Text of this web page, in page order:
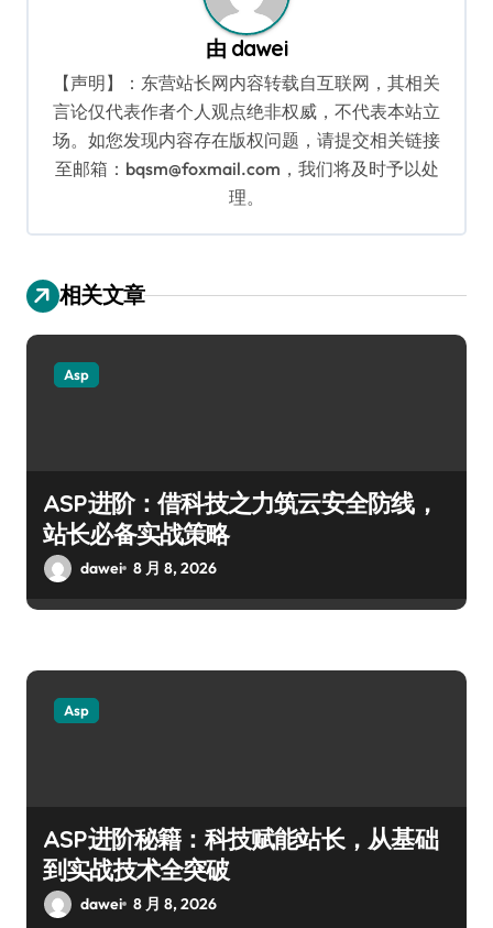
由 dawei
【声明】：东营站长网内容转载自互联网，其相关
言论仅代表作者个人观点绝非权威，不代表本站立
场。如您发现内容存在版权问题，请提交相关链接
至邮箱：bqsm@foxmail.com，我们将及时予以处
理。
相关文章
Asp
ASP进阶：借科技之力筑云安全防线，
站长必备实战策略
dawei 8 月 8, 2026
Asp
ASP进阶秘籍：科技赋能站长，从基础
到实战技术全突破
dawei 8 月 8, 2026